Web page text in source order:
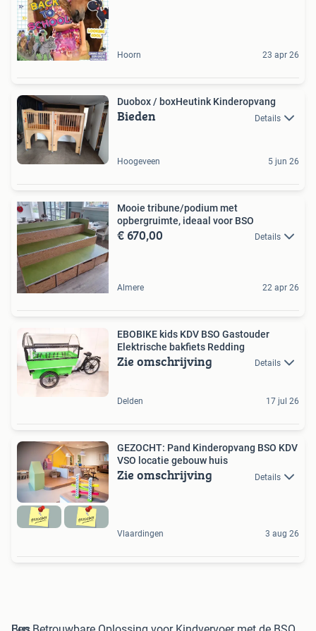
Hoorn 23 apr 26
Duobox / boxHeutink Kinderopvang
Bieden Details
Hoogeveen 5 jun 26
Mooie tribune/podium met
opbergruimte, ideaal voor BSO
€ 670,00 Details
Almere 22 apr 26
EBOBIKE kids KDV BSO Gastouder
Elektrische bakfiets Redding
Zie omschrijving Details
Delden 17 jul 26
GEZOCHT: Pand Kinderopvang BSO KDV
VSO locatie gebouw huis
Zie omschrijving Details
Vlaardingen 3 aug 26